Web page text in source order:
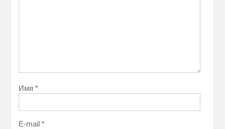
Имя*
E-mail*